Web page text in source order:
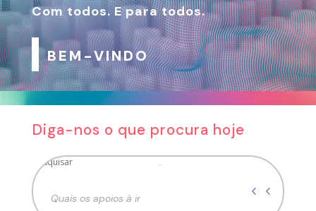
Com todos. E para todos.
BEM-VINDO
Diga-nos o que procura hoje
Pesquisar